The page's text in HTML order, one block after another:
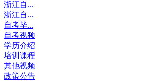
浙江自...
浙江自...
自考毕...
自考视频
学历介绍
培训课程
其他视频
政策公告